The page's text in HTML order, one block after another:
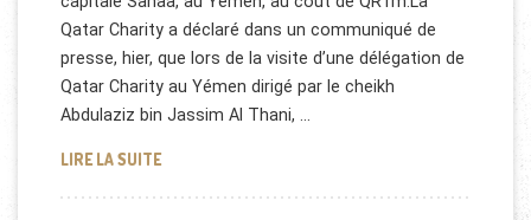
Qatar Charity a déclaré dans un communiqué de
presse, hier, que lors de la visite d’une délégation de
Qatar Charity au Yémen dirigé par le cheikh
Abdulaziz bin Jassim Al Thani, …
LIRE LA SUITEQATAR CHARITY AU YÉMEN